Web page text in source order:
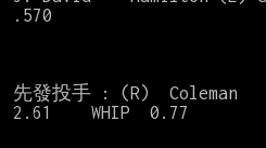
.570
先發投手 : (R)  Coleman
2.61    WHIP  0.77